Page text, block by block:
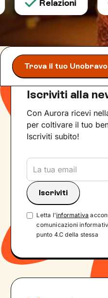
Relazioni
Trova il tuo Unobravo
Iscriviti alla
Con Aurora ricevi
per coltivare il tuo
Iscriviti subito!
Letta l'informativa
comunicazioni
punto 4.C della stessa